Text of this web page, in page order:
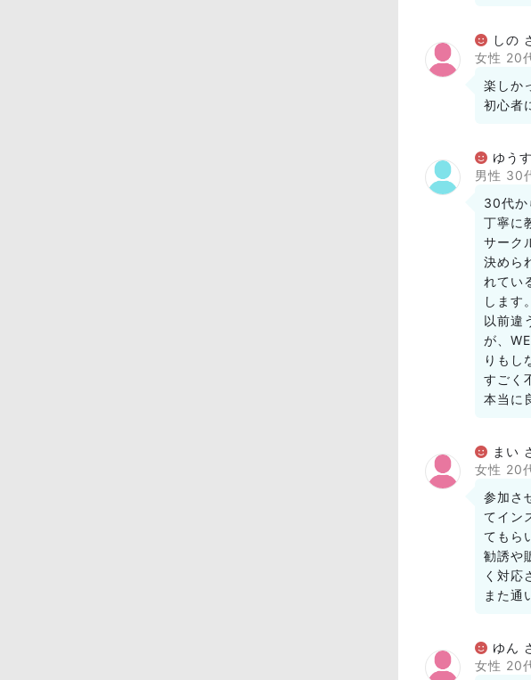
しの
女性 20
楽しか
初心者
ゆう
男性 30
30代か
丁寧に
サーク
決めら
れてい
します。
以前違
が、
りもし
すごく
本当に
まい
女性 20
参加さ
てイン
てもら
勧誘や
く対応
また通
ゆん
女性 20